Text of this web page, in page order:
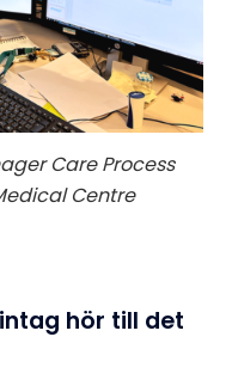
Care Process
Centre
hör till det